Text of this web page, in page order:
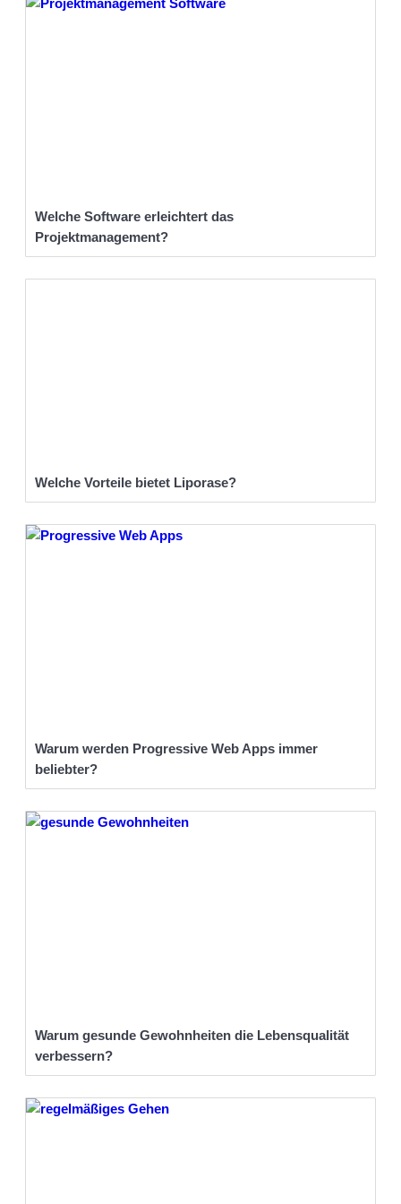
Welche Software erleichtert das
Projektmanagement?
Welche Vorteile bietet Liporase?
Warum werden Progressive Web Apps immer
beliebter?
Warum gesunde Gewohnheiten die Lebensqualität
verbessern?